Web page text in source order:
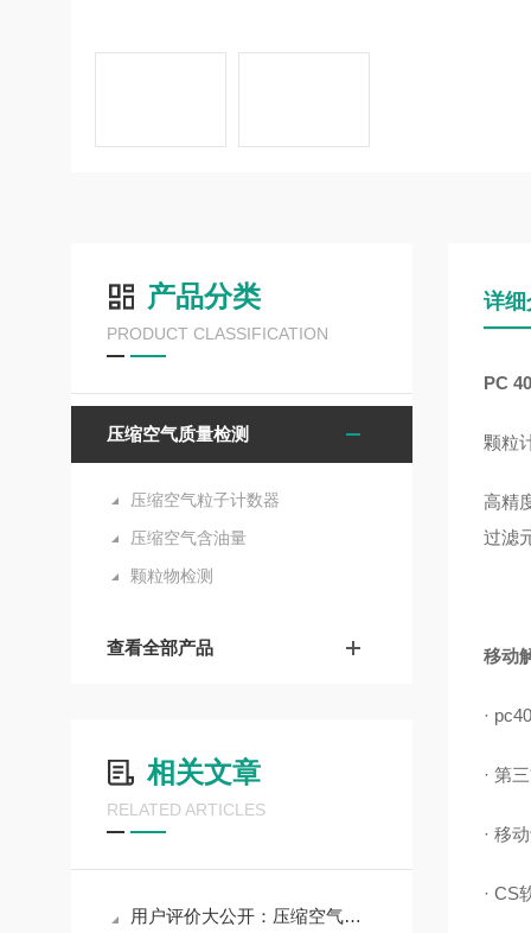
产品分类
PRODUCT CLASSIFICATION
压缩空气质量检测
压缩空气粒子计数器
压缩空气含油量
颗粒物检测
查看全部产品
相关文章
RELATED ARTICLES
用户评价大公开：压缩空气颗粒物检测仪哪个品牌受欢迎？
详细
PC
颗粒
高精
过滤
移动
·
· 第
· 移
· CS